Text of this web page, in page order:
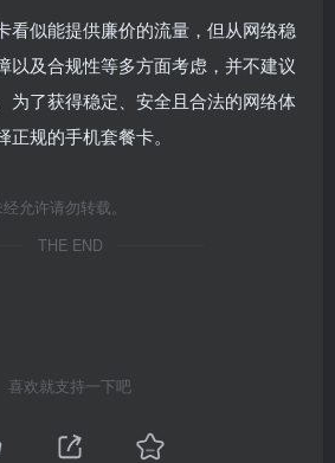
看似能提供廉价的流量，但从网络稳
以及合规性等多方面考虑，并不建议
为了获得稳定、安全且合法的网络体
规的手机套餐卡。
允许请勿转载。
THE END
喜欢就支持一下吧